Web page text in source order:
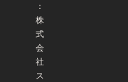
：
株
式
会
社
ス